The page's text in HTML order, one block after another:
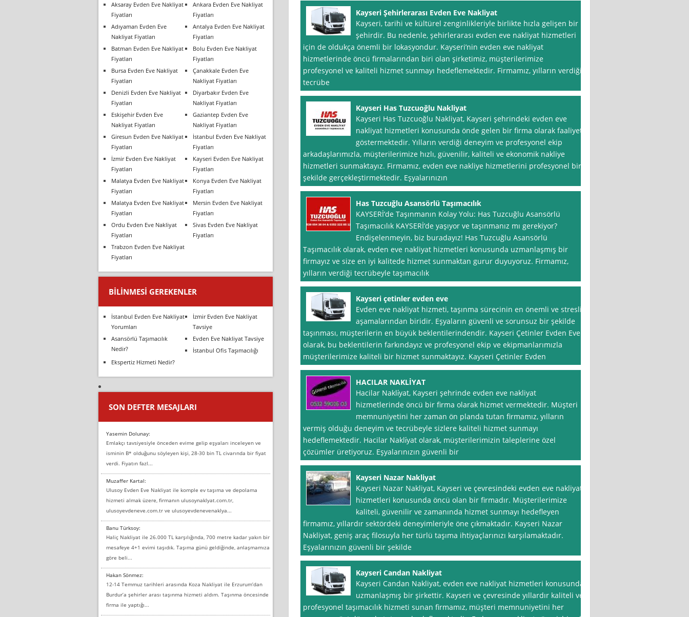
Kayseri Şehirlerarası Evden Eve Nakliyat
Kayseri, tarihi ve kültürel zenginlikleriyle birlikte hızla gelişen bir
şehirdir. Bu nedenle, şehirlerarası evden eve nakliyat hizmetleri
için de oldukça önemli bir lokasyondur. Kayseri’nin evden eve nakliyat
hizmetlerinde öncü firmalarından biri olan şirketimiz, müşterilerimize
profesyonel ve kaliteli hizmet sunmayı hedeflemektedir. Firmamız, yılların verdiği
tecrübe
Kayseri Has Tuzcuoğlu Nakliyat
Kayseri Has Tuzcuoğlu Nakliyat, Kayseri şehrindeki evden eve
nakliyat hizmetleri konusunda önde gelen bir firma olarak faaliyet
göstermektedir. Yılların verdiği deneyim ve profesyonel ekip
arkadaşlarımızla, müşterilerimize hızlı, güvenilir, kaliteli ve ekonomik nakliye
hizmetleri sunmaktayız. Firmamız, evden eve nakliye hizmetlerini profesyonel bir
şekilde gerçekleştirmektedir. Eşyalarınızın
Has Tuzcuğlu Asansörlü Taşımacılık
KAYSERİ’de Taşınmanın Kolay Yolu: Has Tuzcuğlu Asansörlü
Taşımacılık KAYSERİ’de yaşıyor ve taşınmanız mı gerekiyor?
Endişelenmeyin, biz buradayız! Has Tuzcuğlu Asansörlü
Taşımacılık olarak, evden eve nakliyat hizmetleri konusunda uzmanlaşmış bir
firmayız ve size en iyi kalitede hizmet sunmaktan gurur duyuyoruz. Firmamız,
yılların verdiği tecrübeyle taşımacılık
Kayseri çetinler evden eve
Evden eve nakliyat hizmeti, taşınma sürecinin en önemli ve stresli
aşamalarından biridir. Eşyaların güvenli ve sorunsuz bir şekilde
taşınması, müşterilerin en büyük beklentilerindendir. Kayseri Çetinler Evden Eve
olarak, bu beklentilerin farkındayız ve profesyonel ekip ve ekipmanlarımızla
müşterilerimize kaliteli bir hizmet sunmaktayız. Kayseri Çetinler Evden
HACILAR NAKLİYAT
Hacilar Nakli̇yat, Kayseri şehrinde evden eve nakliyat
hizmetlerinde öncü bir firma olarak hizmet vermektedir. Müşteri
memnuniyetini her zaman ön planda tutan firmamız, yılların
vermiş olduğu deneyim ve tecrübeyle sizlere kaliteli hizmet sunmayı
hedeflemektedir. Hacilar Nakli̇yat olarak, müşterilerimizin taleplerine özel
çözümler üretiyoruz. Eşyalarınızın güvenli bir
Kayseri Nazar Nakliyat
Kayseri Nazar Nakliyat, Kayseri ve çevresindeki evden eve nakliyat
hizmetleri konusunda öncü olan bir firmadır. Müşterilerimize
kaliteli, güvenilir ve zamanında hizmet sunmayı hedefleyen
firmamız, yıllardır sektördeki deneyimleriyle öne çıkmaktadır. Kayseri Nazar
Nakliyat, geniş araç filosuyla her türlü taşıma ihtiyaçlarınızı karşılamaktadır.
Eşyalarınızın güvenli bir şekilde
Kayseri Candan Nakliyat
Kayseri Candan Nakliyat, evden eve nakliyat hizmetleri konusunda
uzmanlaşmış bir şirkettir. Kayseri ve çevresinde yıllardır kaliteli ve
profesyonel taşımacılık hizmeti sunan firmamız, müşteri memnuniyetini her
Aksaray Evden Eve Nakliyat
Fiyatları
Ankara Evden Eve Nakliyat
Fiyatları
Adıyaman Evden Eve
Nakliyat Fiyatları
Antalya Evden Eve Nakliyat
Fiyatları
Batman Evden Eve Nakliyat
Fiyatları
Bolu Evden Eve Nakliyat
Fiyatları
Bursa Evden Eve Nakliyat
Fiyatları
Çanakkale Evden Eve
Nakliyat Fiyatları
Denizli Evden Eve Nakliyat
Fiyatları
Diyarbakır Evden Eve
Nakliyat Fiyatları
Eskişehir Evden Eve
Nakliyat Fiyatları
Gaziantep Evden Eve
Nakliyat Fiyatları
Giresun Evden Eve Nakliyat
Fiyatları
İstanbul Evden Eve Nakliyat
Fiyatları
İzmir Evden Eve Nakliyat
Fiyatları
Kayseri Evden Eve Nakliyat
Fiyatları
Malatya Evden Eve Nakliyat
Fiyatları
Konya Evden Eve Nakliyat
Fiyatları
Malatya Evden Eve Nakliyat
Fiyatları
Mersin Evden Eve Nakliyat
Fiyatları
Ordu Evden Eve Nakliyat
Fiyatları
Sivas Evden Eve Nakliyat
Fiyatları
Trabzon Evden Eve Nakliyat
Fiyatları
BILINMESI GEREKENLER
İstanbul Evden Eve Nakliyat
Yorumları
İzmir Evden Eve Nakliyat
Tavsiye
Asansörlü Taşımacılık
Nedir?
Evden Eve Nakliyat Tavsiye
İstanbul Ofis Taşımacılığı
Ekspertiz Hizmeti Nedir?
SON DEFTER MESAJLARI
Yasemin Dolunay:
Emlakçı tavsiyesiyle önceden evime gelip eşyaları inceleyen ve
isminin B* olduğunu söyleyen kişi, 28-30 bin TL civarında bir fiyat
verdi. Fiyatın fazl...
Muzaffer Kartal:
Ulusoy Evden Eve Nakliyat ile komple ev taşıma ve depolama
hizmeti almak üzere, firmanın ulusoynaklyat.com.tr,
ulusoyevdeneve.com.tr ve ulusoyevdenevenaklya...
Banu Türksoy:
Haliç Nakliyat ile 26.000 TL karşılığında, 700 metre kadar yakın bir
mesafeye 4+1 evimi taşıdık. Taşıma günü geldiğinde, anlaşmamıza
göre beli...
Hakan Sönmez:
12-14 Temmuz tarihleri arasında Koza Nakliyat ile Erzurum’dan
Burdur’a şehirler arası taşınma hizmeti aldım. Taşınma öncesinde
firma ile yaptığı...